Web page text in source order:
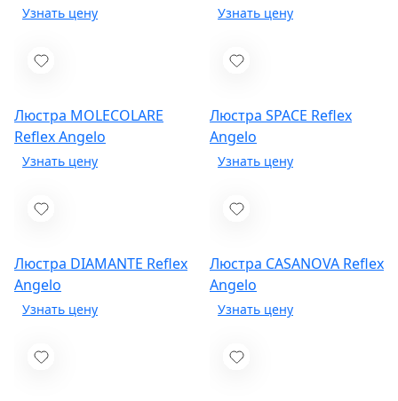
Люстра MOLECOLARE
Reflex Angelo
Люстра SPACE Reflex
Angelo
Люстра DIAMANTE Reflex
Angelo
Люстра CASANOVA Reflex
Angelo